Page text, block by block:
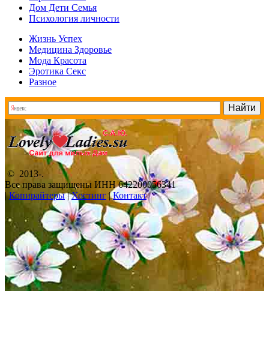
Дом Дети Семья
Психология личности
Жизнь Успех
Медицина Здоровье
Мода Красота
Эротика Секс
Разное
© 2013-.
Все права защищены ИНН 642200056341
|Копирайтеры|Хостинг|Контакт